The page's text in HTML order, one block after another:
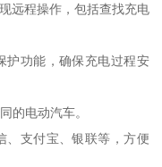
远程操作，包括查找充电
护功能，确保充电过程安
的电动汽车。
、支付宝、银联等，方便